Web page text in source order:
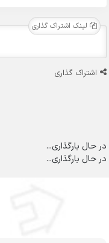
لینک اشتراک گذاری
اشتراک گذاری
در حال بارگذاری...
در حال بارگذاری...